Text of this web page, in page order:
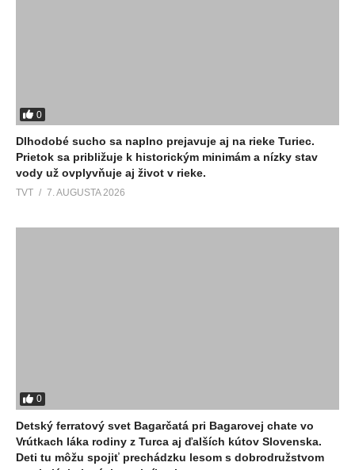
0
Dlhodobé sucho sa naplno prejavuje aj na rieke Turiec.
Prietok sa približuje k historickým minimám a nízky stav
vody už ovplyvňuje aj život v rieke.
TVT 7. AUGUSTA 2026
0
Detský ferratový svet Bagarčatá pri Bagarovej chate vo
Vrútkach láka rodiny z Turca aj ďalších kútov Slovenska.
Deti tu môžu spojiť prechádzku lesom s dobrodružstvom